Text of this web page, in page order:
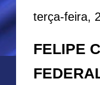
terça-feira,
FELIPE